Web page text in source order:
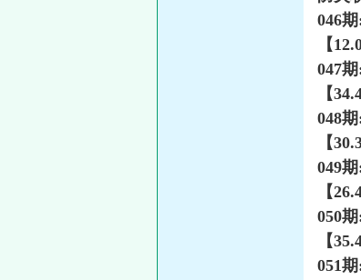
046
【
047
【
048
【
049
【
050
【
051